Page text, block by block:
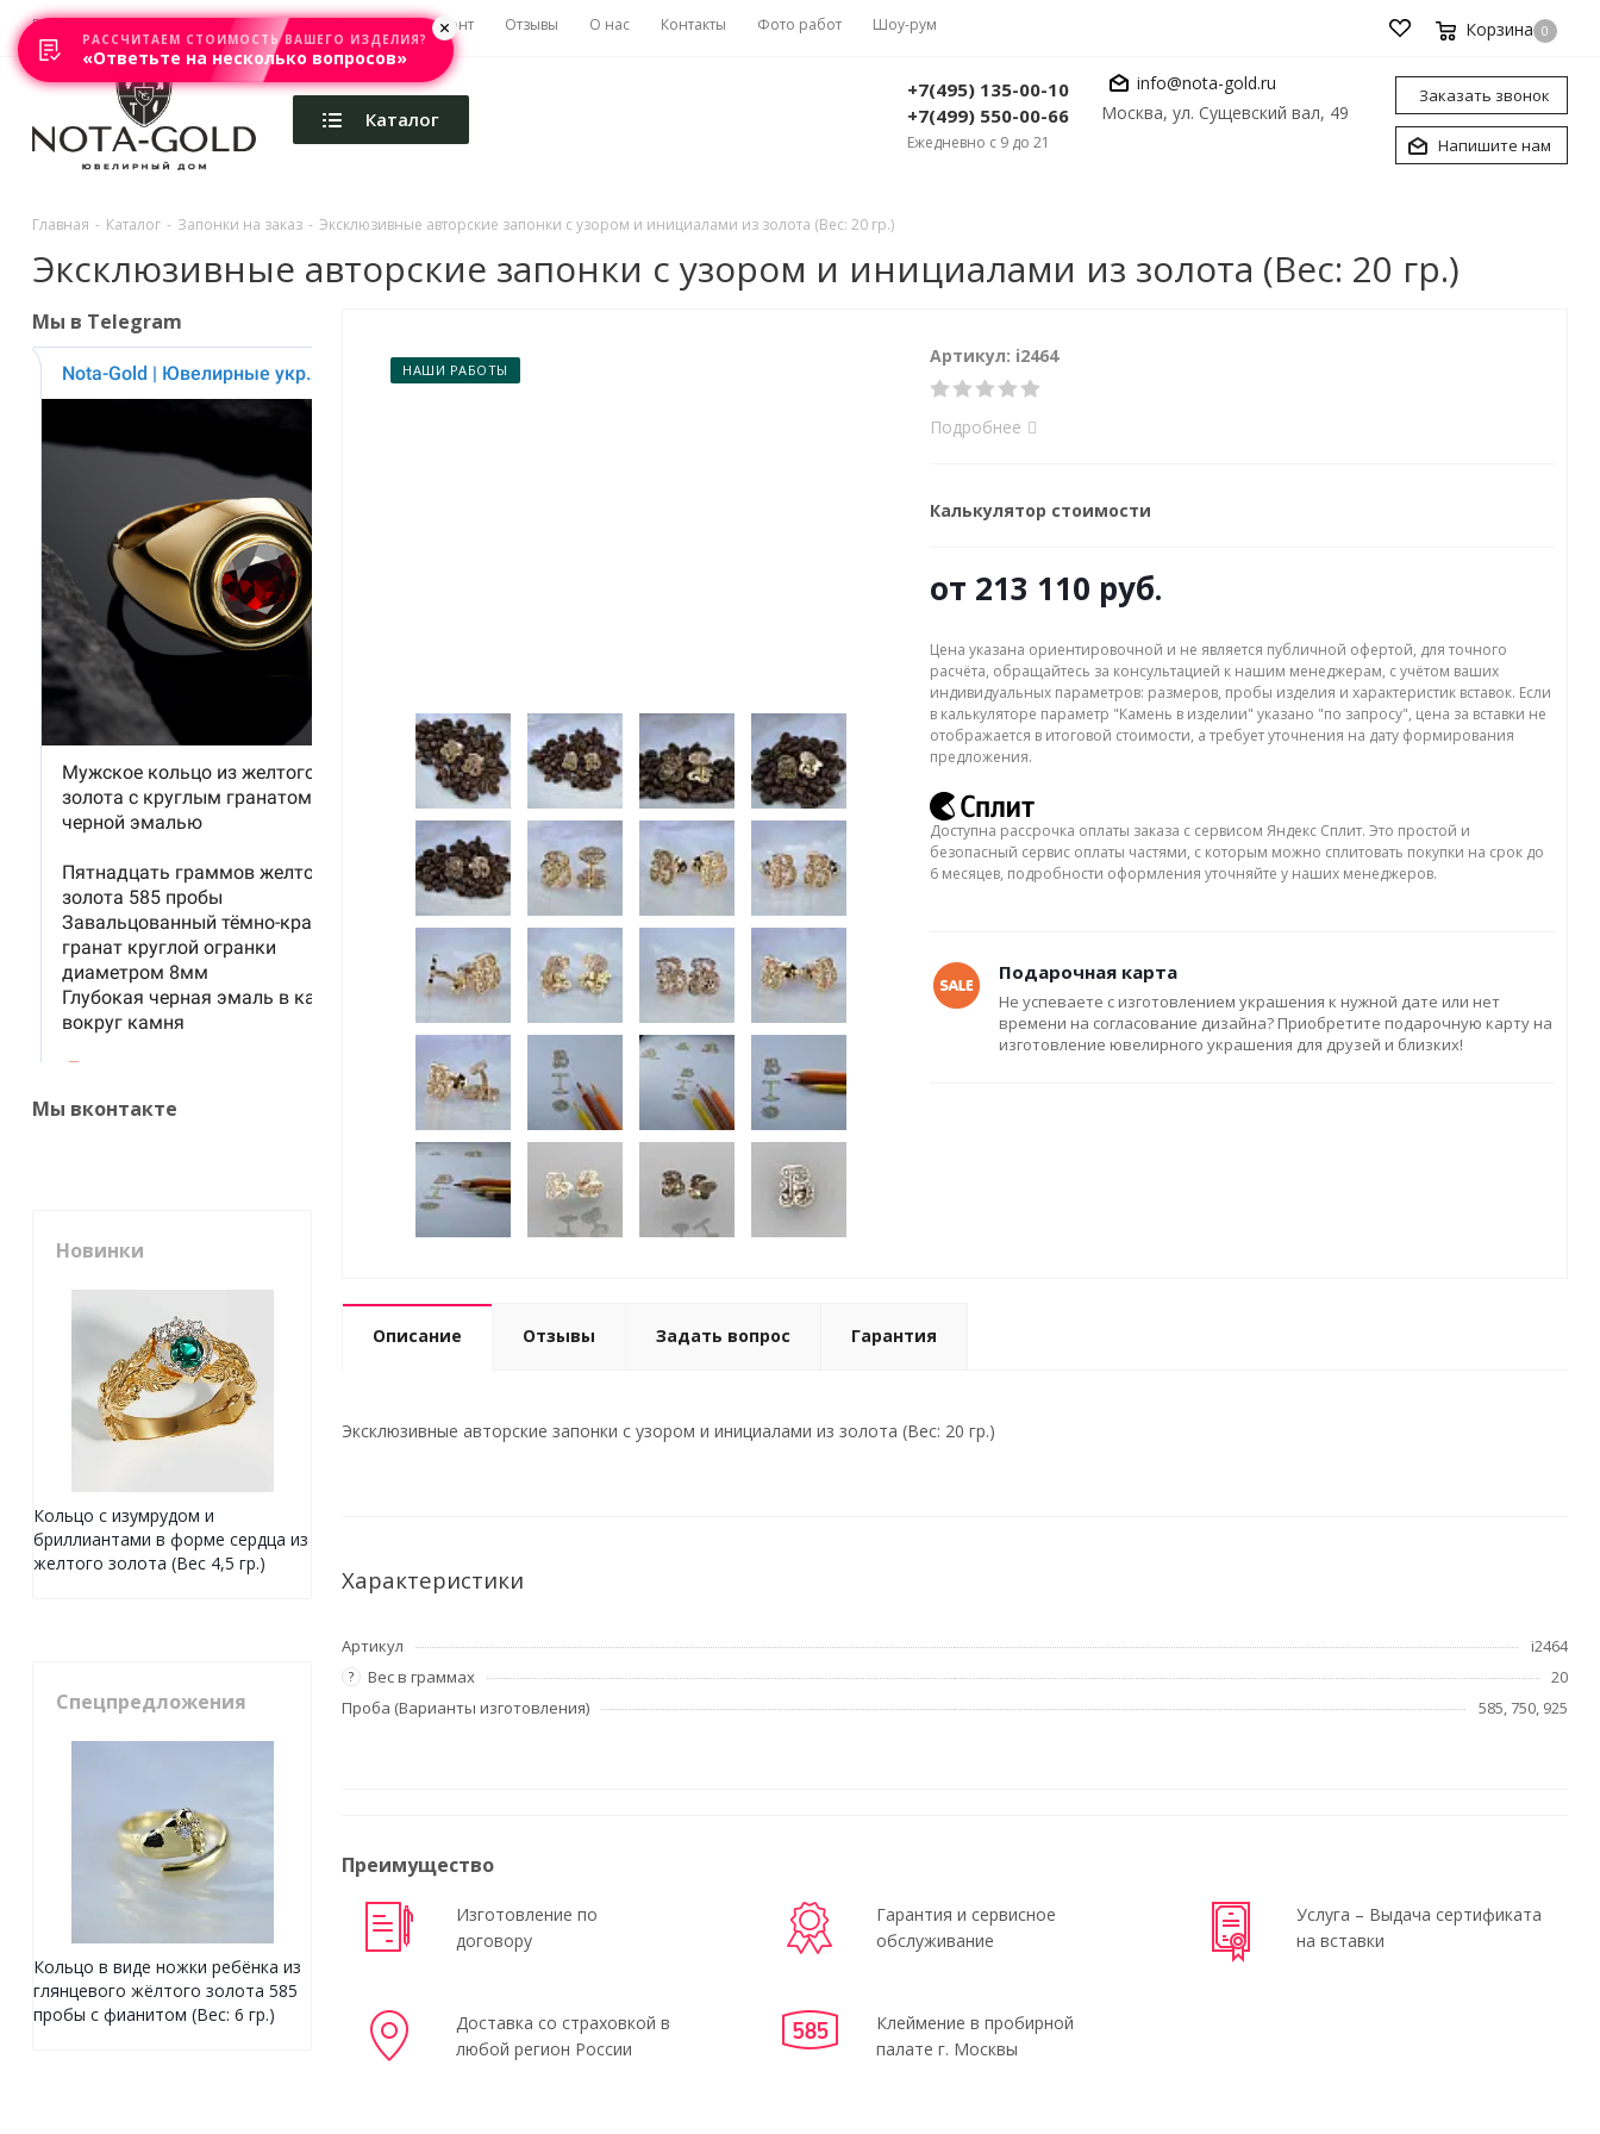
Главная Акции Каталоги Изготовление Ремонт Отзывы О нас Контакты Фото работ Шоу-рум Корзина 0
Каталог
+7(495) 135-00-10
+7(499) 550-00-66
Ежедневно с 9 до 21
info@nota-gold.ru
Москва, ул. Сущевский вал, 49
Заказать звонок
Напишите нам
Главная - Каталог - Запонки на заказ - Эксклюзивные авторские запонки с узором и инициалами из золота (Вес: 20 гр.)
Эксклюзивные авторские запонки с узором и инициалами из золота (Вес: 20 гр.)
НАШИ РАБОТЫ
Артикул: i2464
Подробнее
Калькулятор стоимости
от 213 110 руб.
Цена указана ориентировочной и не является публичной офертой, для точного
расчёта, обращайтесь за консультацией к нашим менеджерам, с учётом ваших
индивидуальных параметров: размеров, пробы изделия и характеристик вставок. Если
в калькуляторе параметр "Камень в изделии" указано "по запросу", цена за вставки не
отображается в итоговой стоимости, а требует уточнения на дату формирования
предложения.
Доступна рассрочка оплаты заказа с сервисом Яндекс Сплит. Это простой и
безопасный сервис оплаты частями, с которым можно сплитовать покупки на срок до
6 месяцев, подробности оформления уточняйте у наших менеджеров.
Подарочная карта
Не успеваете с изготовлением украшения к нужной дате или нет
времени на согласование дизайна? Приобретите подарочную карту на
изготовление ювелирного украшения для друзей и близких!
Описание Отзывы Задать вопрос Гарантия
Эксклюзивные авторские запонки с узором и инициалами из золота (Вес: 20 гр.)
Характеристики
Артикул i2464
? Вес в граммах
20
Проба (Варианты изготовления)
585, 750, 925
Преимущество
Изготовление по
договору
Гарантия и сервисное
обслуживание
Услуга – Выдача сертификата
на вставки
Доставка со страховкой в
любой регион России
Клеймение в пробирной
палате г. Москвы
Мы в Telegram
Мы вконтакте
Новинки
Кольцо с изумрудом и
бриллиантами в форме сердца из
желтого золота (Вес 4,5 гр.)
Спецпредложения
Кольцо в виде ножки ребёнка из
глянцевого жёлтого золота 585
пробы с фианитом (Вес: 6 гр.)
РАССЧИТАЕМ СТОИМОСТЬ ВАШЕГО ИЗДЕЛИЯ?
«Ответьте на несколько вопросов»